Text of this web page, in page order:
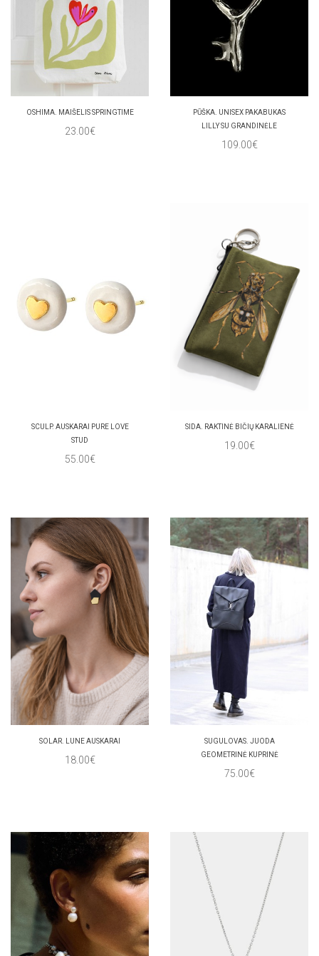
OSHIMA. MAIŠELIS SPRINGTIME
23.00€
PŪŠKA. UNISEX PAKABUKAS
LILLY SU GRANDINĖLE
109.00€
SCULP. AUSKARAI PURE LOVE
STUD
55.00€
SIDA. RAKTINĖ BIČIŲ KARALIENĖ
19.00€
SOLAR. LUNE AUSKARAI
18.00€
SUGULOVAS. JUODA
GEOMETRINĖ KUPRINĖ
75.00€